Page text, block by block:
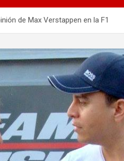
de Max Verstappen en la F1